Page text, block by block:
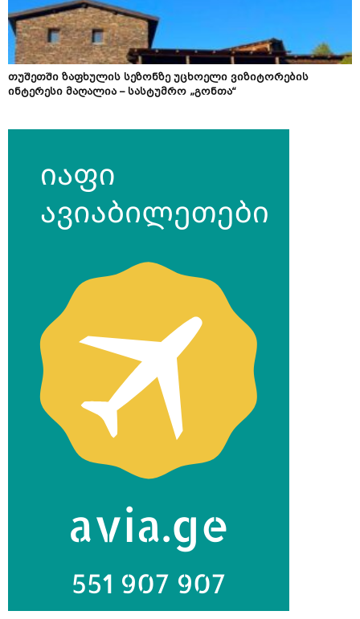
თუშეთში ზაფხულის სეზონზე უცხოელი ვიზიტორების
ინტერესი მაღალია – სასტუმრო „გონთა“